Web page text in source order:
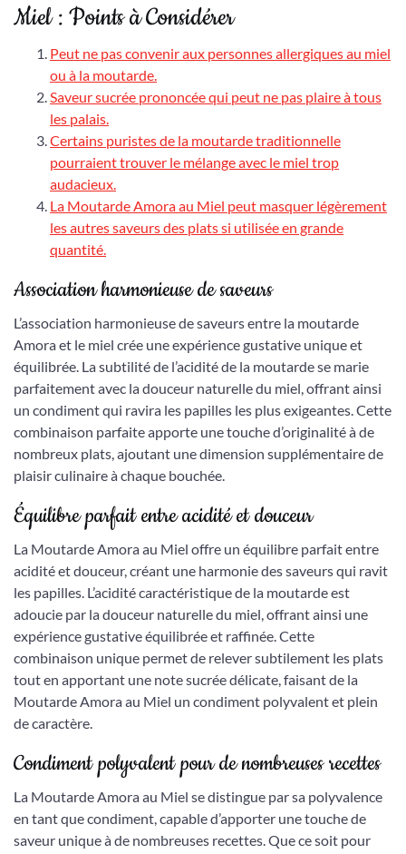
Miel : Points à Considérer
Peut ne pas convenir aux personnes allergiques au miel
ou à la moutarde.
Saveur sucrée prononcée qui peut ne pas plaire à tous
les palais.
Certains puristes de la moutarde traditionnelle
pourraient trouver le mélange avec le miel trop
audacieux.
La Moutarde Amora au Miel peut masquer légèrement
les autres saveurs des plats si utilisée en grande
quantité.
Association harmonieuse de saveurs
L’association harmonieuse de saveurs entre la moutarde
Amora et le miel crée une expérience gustative unique et
équilibrée. La subtilité de l’acidité de la moutarde se marie
parfaitement avec la douceur naturelle du miel, offrant ainsi
un condiment qui ravira les papilles les plus exigeantes. Cette
combinaison parfaite apporte une touche d’originalité à de
nombreux plats, ajoutant une dimension supplémentaire de
plaisir culinaire à chaque bouchée.
Équilibre parfait entre acidité et douceur
La Moutarde Amora au Miel offre un équilibre parfait entre
acidité et douceur, créant une harmonie des saveurs qui ravit
les papilles. L’acidité caractéristique de la moutarde est
adoucie par la douceur naturelle du miel, offrant ainsi une
expérience gustative équilibrée et raffinée. Cette
combinaison unique permet de relever subtilement les plats
tout en apportant une note sucrée délicate, faisant de la
Moutarde Amora au Miel un condiment polyvalent et plein
de caractère.
Condiment polyvalent pour de nombreuses recettes
La Moutarde Amora au Miel se distingue par sa polyvalence
en tant que condiment, capable d’apporter une touche de
saveur unique à de nombreuses recettes. Que ce soit pour